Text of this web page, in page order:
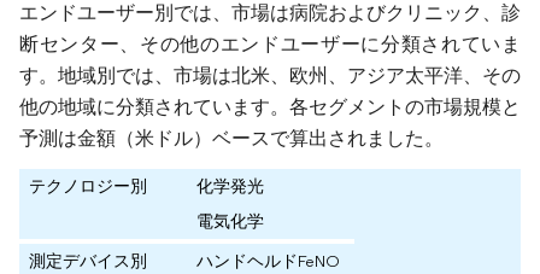
エンドユーザー別では、市場は病院およびクリニック、診
断センター、その他のエンドユーザーに分類されていま
す。地域別では、市場は北米、欧州、アジア太平洋、その
他の地域に分類されています。各セグメントの市場規模と
予測は金額（米ドル）ベースで算出されました。
テクノロジー別
化学発光
電気化学
測定デバイス別
ハンドヘルドFeNO